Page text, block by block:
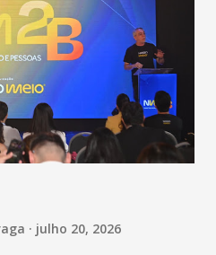
influenza ou H1N1. Trata-se
diferente, com um poder de
coronavírus”, apontou o
epidemia com chance de
gerar um grande risco à
“Precisamos saber fazer a
para não so...
julho 20, 2026